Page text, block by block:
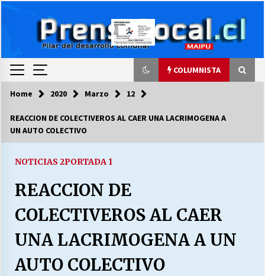
COLUMNISTA
COLUMNISTA
03/08/2026
LA DC POR SIEMPRE.RECORDANDO 69 AÑOS DE
28/07/2026
“ORGULLOSOS DE SER DC” SALUDA EL
27/07/2026
Home 2020 Marzo 12
REACCION DE COLECTIVEROS AL CAER UNA LACRIMOGENA A
UN AUTO COLECTIVO
NOTICIAS 2PORTADA 1
REACCION DE
COLECTIVEROS AL CAER
UNA LACRIMOGENA A UN
AUTO COLECTIVO